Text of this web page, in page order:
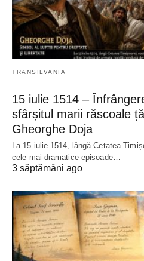
TRANSILVANIA
15 iulie 1514 –
sfârșitul marii răscoale
Gheorghe Doja
La 15 iulie 1514, lângă Cetatea
cele mai dramatice episoade…
3 săptămâni ago